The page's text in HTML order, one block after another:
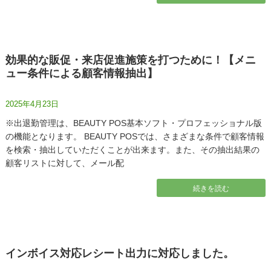
効果的な販促・来店促進施策を打つために！【メニ
ュー条件による顧客情報抽出】
2025年4月23日
※出退勤管理は、BEAUTY POS基本ソフト・プロフェッショナル版
の機能となります。 BEAUTY POSでは、さまざまな条件で顧客情報
を検索・抽出していただくことが出来ます。また、その抽出結果の
顧客リストに対して、メール配
続きを読む
インボイス対応レシート出力に対応しました。